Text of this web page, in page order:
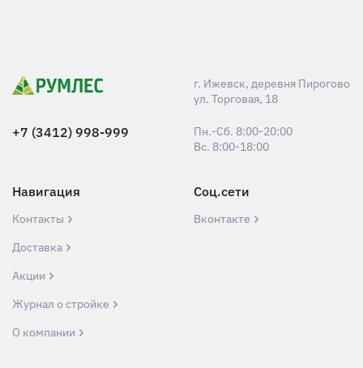
г. Ижевск, деревня Пирогово
ул. Торговая, 18
+7 (3412) 998-999
Пн.-Сб. 8:00-20:00
Вс. 8:00-18:00
Навигация
Контакты
Доставка
Акции
Журнал о стройке
О компании
Соц.сети
Вконтакте